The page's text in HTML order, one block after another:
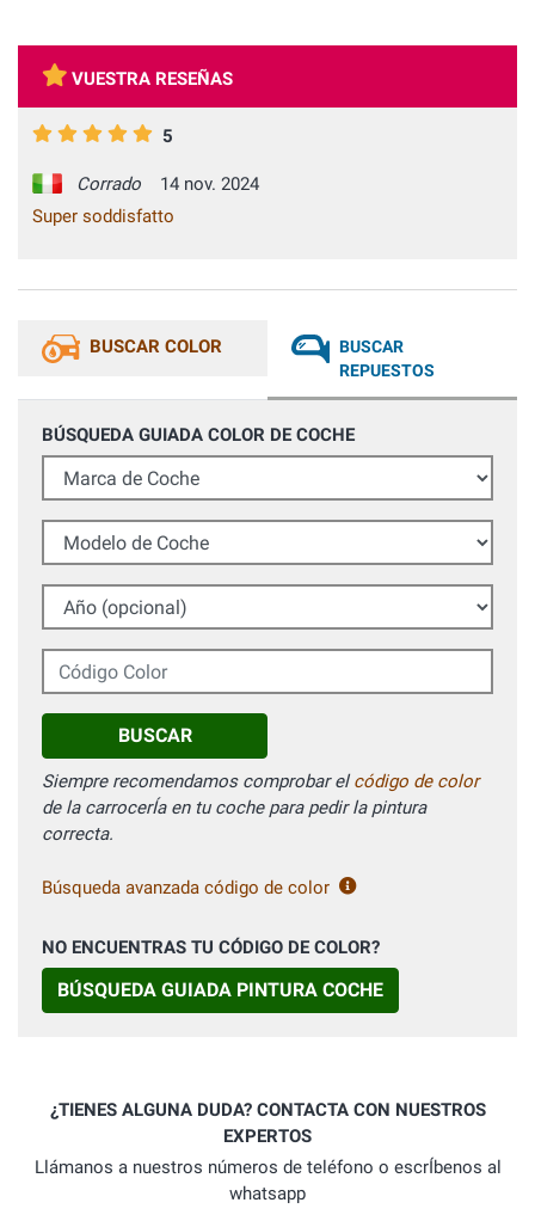
VUESTRA RESEÑAS
5
Corrado
14 nov. 2024
Super soddisfatto
BUSCAR COLOR
BUSCAR
REPUESTOS
BÚSQUEDA GUIADA COLOR DE COCHE
Marca de Coche
Modelo de Coche
Año (opcional)
Código Color
BUSCAR
Siempre recomendamos comprobar elcódigo de color
de la carrocerÍa en tu coche para pedir la pintura
correcta.
Búsqueda avanzada código de color
NO ENCUENTRAS TU CÓDIGO DE COLOR?
BÚSQUEDA GUIADA PINTURA COCHE
¿TIENES ALGUNA DUDA? CONTACTA CON NUESTROS
EXPERTOS
Llámanos a nuestros números de teléfono o escrÍbenos al
whatsapp